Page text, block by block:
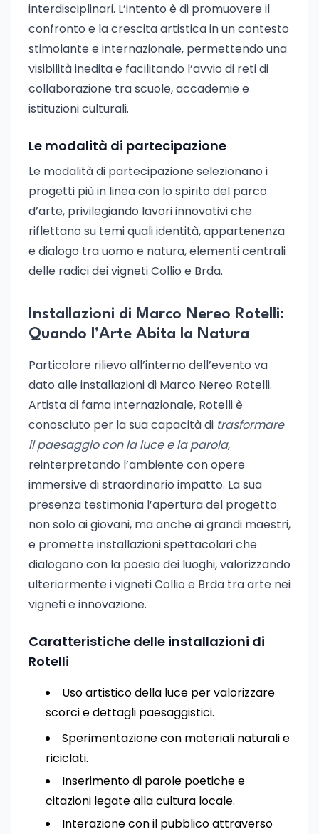
interdisciplinari. L’intento è di promuovere il
confronto e la crescita artistica in un contesto
stimolante e internazionale, permettendo una
visibilità inedita e facilitando l’avvio di reti di
collaborazione tra scuole, accademie e
istituzioni culturali.
Le modalità di partecipazione
Le modalità di partecipazione selezionano i
progetti più in linea con lo spirito del parco
d’arte, privilegiando lavori innovativi che
riflettano su temi quali identità, appartenenza
e dialogo tra uomo e natura, elementi centrali
delle radici dei vigneti Collio e Brda.
Installazioni di Marco Nereo Rotelli:
Quando l’Arte Abita la Natura
Particolare rilievo all’interno dell’evento va
dato alle installazioni di Marco Nereo Rotelli.
Artista di fama internazionale, Rotelli è
conosciuto per la sua capacità di trasformare
il paesaggio con la luce e la parola,
reinterpretando l’ambiente con opere
immersive di straordinario impatto. La sua
presenza testimonia l’apertura del progetto
non solo ai giovani, ma anche ai grandi maestri,
e promette installazioni spettacolari che
dialogano con la poesia dei luoghi, valorizzando
ulteriormente i vigneti Collio e Brda tra arte nei
vigneti e innovazione.
Caratteristiche delle installazioni di
Rotelli
Uso artistico della luce per valorizzare
scorci e dettagli paesaggistici.
Sperimentazione con materiali naturali e
riciclati.
Inserimento di parole poetiche e
citazioni legate alla cultura locale.
Interazione con il pubblico attraverso